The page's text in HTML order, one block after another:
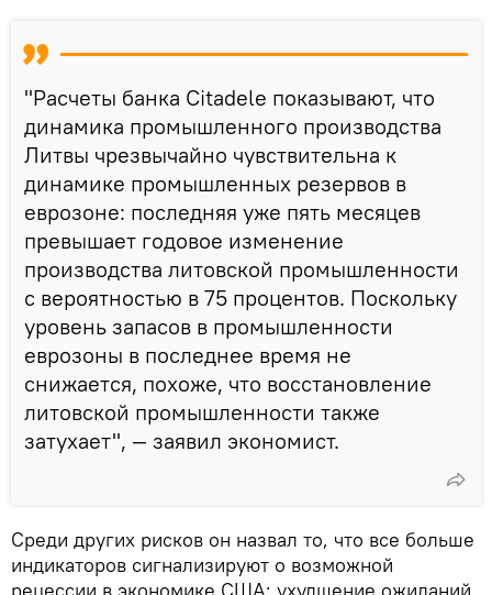
"Расчеты банка Citadele показывают, что
динамика промышленного производства
Литвы чрезвычайно чувствительна к
динамике промышленных резервов в
еврозоне: последняя уже пять месяцев
превышает годовое изменение
производства литовской промышленности
с вероятностью в 75 процентов. Поскольку
уровень запасов в промышленности
еврозоны в последнее время не
снижается, похоже, что восстановление
литовской промышленности также
затухает", — заявил экономист.
Среди других рисков он назвал то, что все больше
индикаторов сигнализируют о возможной
рецессии в экономике США: ухудшение ожиданий